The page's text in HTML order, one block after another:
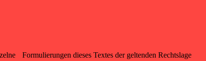
Formulierungen dieses Textes der geltenden Rechtslage